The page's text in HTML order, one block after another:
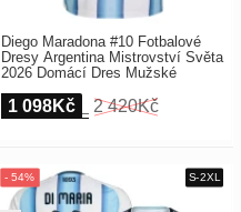
Diego Maradona #10 Fotbalové
Dresy Argentina Mistrovství Světa
2026 Domácí Dres Mužské
1 098Kč 2 420Kč